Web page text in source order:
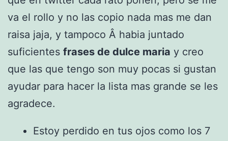
va el rollo y no las copio nada mas me dan
raisa jaja, y tampoco Â habia juntado
suficientes frases de dulce maria y creo
que las que tengo son muy pocas si gustan
ayudar para hacer la lista mas grande se les
agradece.
Estoy perdido en tus ojos como los 7